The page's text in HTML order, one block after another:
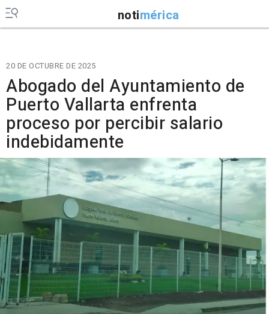
notimérica
20 DE OCTUBRE DE 2025
Abogado del Ayuntamiento de
Puerto Vallarta enfrenta
proceso por percibir salario
indebidamente